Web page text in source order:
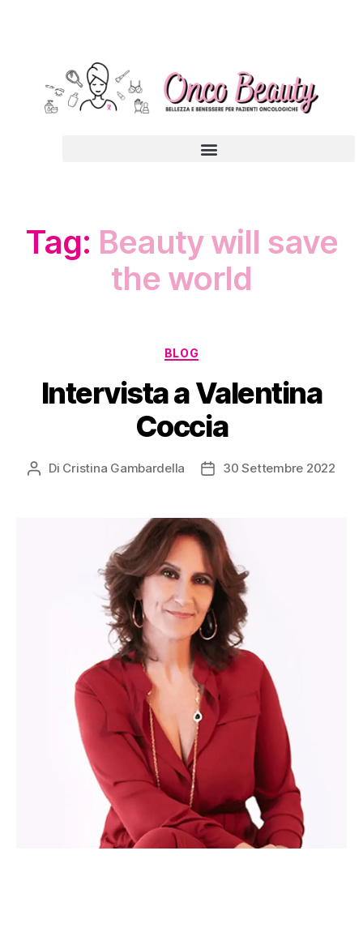
Tag: Beauty will save
the world
BLOG
Intervista a Valentina
Coccia
Di Cristina Gambardella 30 Settembre 2022